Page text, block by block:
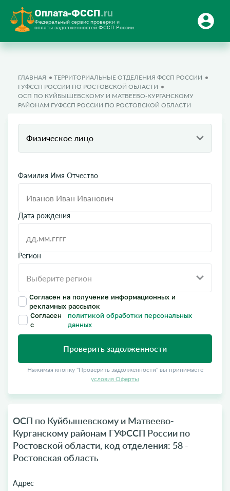
Оплата-ФССП.ru
Федеральный сервис проверки и
оплаты задолженностей ФССП России
ГЛАВНАЯ
ТЕРРИТОРИАЛЬНЫЕ ОТДЕЛЕНИЯ ФССП РОССИИ
ГУФССП РОССИИ ПО РОСТОВСКОЙ ОБЛАСТИ
ОСП ПО КУЙБЫШЕВСКОМУ И МАТВЕЕВО-КУРГАНСКОМУ
РАЙОНАМ ГУФССП РОССИИ ПО РОСТОВСКОЙ ОБЛАСТИ
Физическое лицо
Фамилия Имя Отчество
Дата рождения
Регион
Согласен на получение информационных и
рекламных рассылок
Согласен
с
политикой обработки персональных
данных
Проверить задолженности
Нажимая кнопку "Проверить задолженности" вы принимаете
условия Оферты
ОСП по Куйбышевскому и Матвеево-
Курганскому районам ГУФССП России по
Ростовской области, код отделения: 58 -
Ростовская область
Адрес